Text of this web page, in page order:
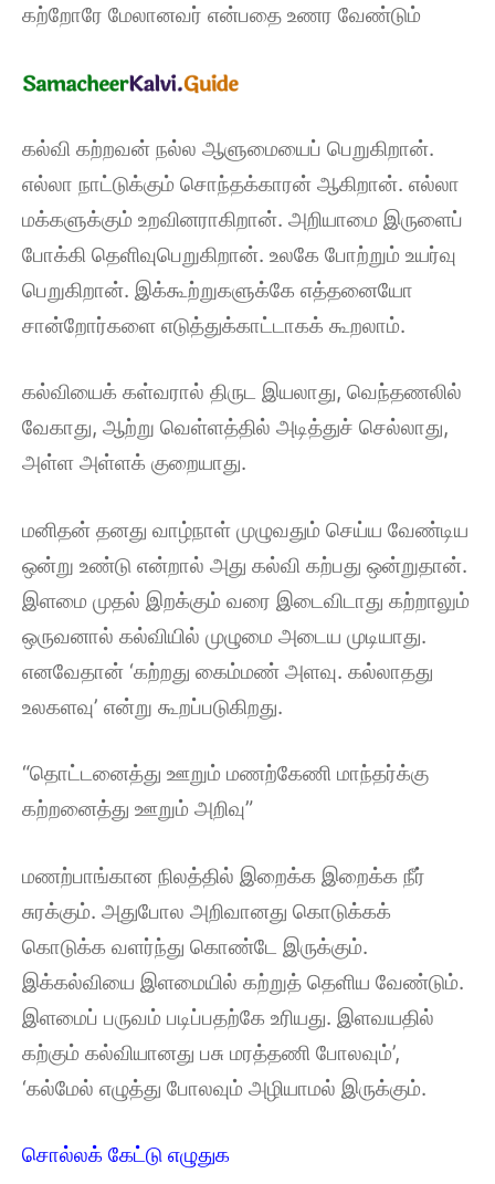
கற்றோரே மேலானவர் என்பதை உணர வேண்டும்
கல்வி கற்றவன் நல்ல ஆளுமையைப் பெறுகிறான்.
எல்லா நாட்டுக்கும் சொந்தக்காரன் ஆகிறான். எல்லா
மக்களுக்கும் உறவினராகிறான். அறியாமை இருளைப்
போக்கி தெளிவுபெறுகிறான். உலகே போற்றும் உயர்வு
பெறுகிறான். இக்கூற்றுகளுக்கே எத்தனையோ
சான்றோர்களை எடுத்துக்காட்டாகக் கூறலாம்.
கல்வியைக் கள்வரால் திருட இயலாது, வெந்தணலில்
வேகாது, ஆற்று வெள்ளத்தில் அடித்துச் செல்லாது,
அள்ள அள்ளக் குறையாது.
மனிதன் தனது வாழ்நாள் முழுவதும் செய்ய வேண்டிய
ஒன்று உண்டு என்றால் அது கல்வி கற்பது ஒன்றுதான்.
இளமை முதல் இறக்கும் வரை இடைவிடாது கற்றாலும்
ஒருவனால் கல்வியில் முழுமை அடைய முடியாது.
எனவேதான் ‘கற்றது கைம்மண் அளவு. கல்லாதது
உலகளவு’ என்று கூறப்படுகிறது.
“தொட்டனைத்து ஊறும் மணற்கேணி மாந்தர்க்கு
கற்றனைத்து ஊறும் அறிவு”
மணற்பாங்கான நிலத்தில் இறைக்க இறைக்க நீர்
சுரக்கும். அதுபோல அறிவானது கொடுக்கக்
கொடுக்க வளர்ந்து கொண்டே இருக்கும்.
இக்கல்வியை இளமையில் கற்றுத் தெளிய வேண்டும்.
இளமைப் பருவம் படிப்பதற்கே உரியது. இளவயதில்
கற்கும் கல்வியானது பசு மரத்தணி போலவும்’,
‘கல்மேல் எழுத்து போலவும் அழியாமல் இருக்கும்.
சொல்லக் கேட்டு எழுதுக